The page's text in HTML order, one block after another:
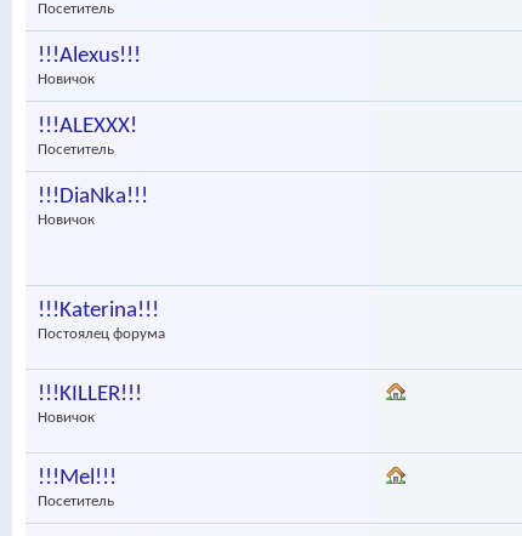
Посетитель
!!!Alexus!!!
Новичок
!!!ALEXXX!
Посетитель
!!!DiaNka!!!
Новичок
!!!Katerina!!!
Постоялец форума
!!!KILLER!!!
Новичок
!!!Mel!!!
Посетитель